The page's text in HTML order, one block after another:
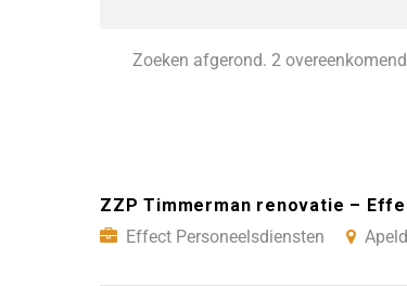
Zoeken afgerond. 2
ZZP Timmerman renovatie –
Effect Personeelsdiensten